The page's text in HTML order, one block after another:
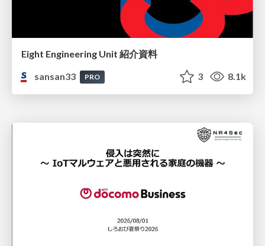
Eight Engineering Unit 紹介資料
sansan33
PRO 3 8.1k